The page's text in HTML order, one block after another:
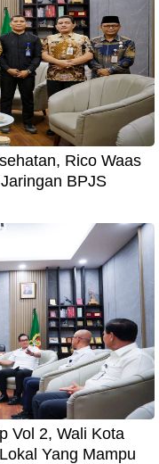
Rico Waas
BPJS
Vol 2, Wali Kota
Yang Mampu